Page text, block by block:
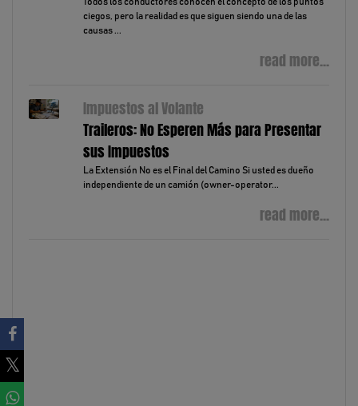
ciegos, pero la realidad es que siguen siendo una de las
causas ...
read more...
Impuestos al Volante
Traileros: No Esperen Más para Presentar
sus Impuestos
La Extensión No es el Final del Camino Si usted es dueño
independiente de un camión (owner-operator...
read more...